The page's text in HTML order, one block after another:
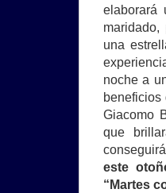
elaborará
una
noche a
beneficios
Giacomo
que
este
“Martes